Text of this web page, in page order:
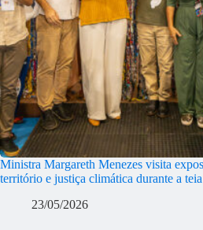
Ministra Margareth Menezes visita
território e justiça climática durante a
23/05/2026